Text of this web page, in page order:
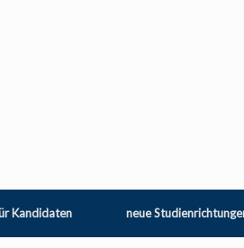
Kandidaten neue